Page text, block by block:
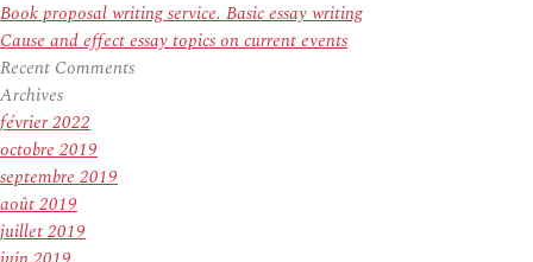
Book proposal writing service. Basic essay writing
Cause and effect essay topics on current events
Recent Comments
Archives
février 2022
octobre 2019
septembre 2019
août 2019
juillet 2019